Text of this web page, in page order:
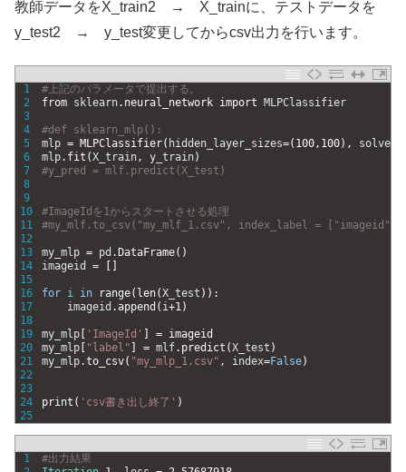
教師データをX_train2 → X_trainに、テストデータを
y_test2 → y_test変更してからcsv出力を行います。
1
2
3
4
5
6
7
8
9
10
11
12
13
14
15
16
17
18
19
20
21
22
23
24
25
#上記のパラメータで提出する。
from sklearn. neural_network import MLPClassifier
#def sklearn_mlp():
mlp = MLPClassifier( hidden_layer_sizes=( 100, 100) , solver
mlp. fit (X_train, y_train)
#y_pred = mlf.predict(X_test)
#ImageIdを1からスタートさせる処理
#my_mlf.to_csv("my_mlf_1.csv", index_label = ["imageid"])
my_mlp = pd . DataFrame( )
imageid
=
for i in range( len(X_test ) ) :
imageid .append ( i+1)
my_mlp 'ImageId' = imageid
my_mlp
"label" = mlf. predict (X_test )
my_mlp.to_csv( "my_mlp_1.csv" , index=False)
print ( 'csv書き出し終了' )
1
#出力結果